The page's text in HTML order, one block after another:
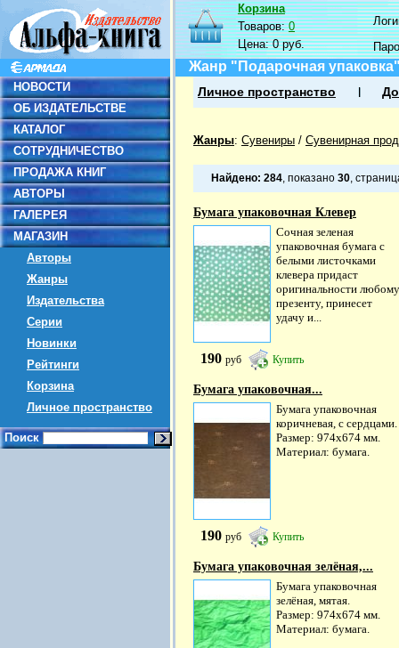
НОВОСТИ
ОБ ИЗДАТЕЛЬСТВЕ
КАТАЛОГ
СОТРУДНИЧЕСТВО
ПРОДАЖА КНИГ
АВТОРЫ
ГАЛЕРЕЯ
МАГАЗИН
Авторы
Жанры
Издательства
Серии
Новинки
Рейтинги
Корзина
Личное пространство
Поиск
Корзина
Товаров:0
Цена:0 руб.
Жанр "Подарочная
Личное пространство
Жанры: Сувениры / Сувенирная
Найдено: 284, показано 30,
Бумага упаковочная Клевер
Сочная зеленая
упаковочная бумага с
белыми листочками
клевера придаст
оригинальности любому
презенту, принесет
удачу и...
190 руб Купить
Бумага упаковочная...
Бумага упаковочная
коричневая, с сердцами.
Размер: 974х674 мм.
Материал: бумага.
190 руб Купить
Бумага упаковочная зелёная,...
Бумага упаковочная
зелёная, мятая.
Размер: 974х674 мм.
Материал: бумага.